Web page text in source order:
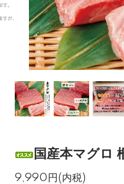
国産本マグロ
9,990円(内税)